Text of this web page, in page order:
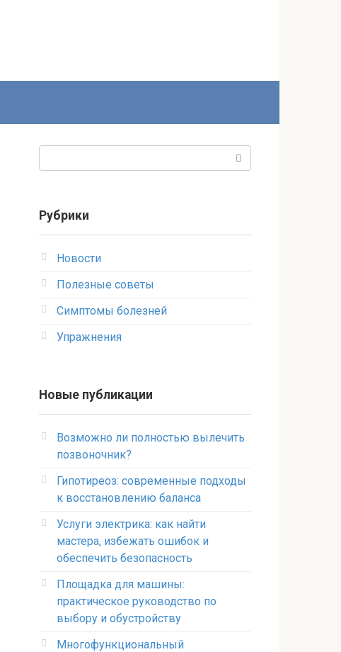
Рубрики
Новости
Полезные советы
Симптомы болезней
Упражнения
Новые публикации
Возможно ли полностью вылечить
позвоночник?
Гипотиреоз: современные подходы
к восстановлению баланса
Услуги электрика: как найти
мастера, избежать ошибок и
обеспечить безопасность
Площадка для машины:
практическое руководство по
выбору и обустройству
Многофункциональный